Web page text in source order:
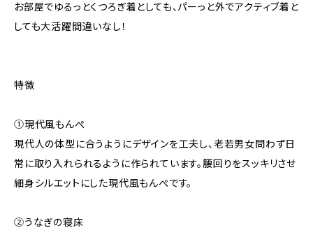
お部屋でゆるっとくつろぎ着としても、パーっと外でアクティブ着と
しても大活躍間違いなし！
特徴
①現代風もんぺ
現代人の体型に合うようにデザインを工夫し、老若男女問わず日
常に取り入れられるように作られています。腰回りをスッキリさせ
細身シルエットにした現代風もんぺです。
②うなぎの寝床